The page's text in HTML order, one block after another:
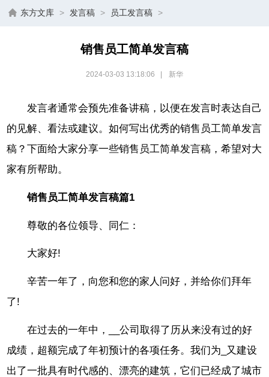
东方文库 > 发言稿 > 员工发言稿 >
销售员工简单发言稿
2024-03-03 13:18:06 新华
发言者通常会预先准备讲稿，以便在发言时表达自己
的见解、看法或建议。如何写出优秀的销售员工简单发言
稿？下面给大家分享一些销售员工简单发言稿，希望对大
家有所帮助。
销售员工简单发言稿篇1
尊敬的各位领导、同仁：
大家好!
辛苦一年了，向您和您的家人问好，并给你们拜年
了!
在过去的一年中，__公司取得了历从来没有过的好
成绩，超额完成了年初预计的各项任务。我们为_又建设
出了一批具有时代感的、漂亮的建筑，它们已经成了城市